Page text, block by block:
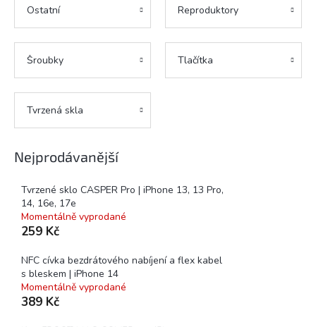
Ostatní Reproduktory
Šroubky Tlačítka
Tvrzená skla
Nejprodávanější
Tvrzené sklo CASPER Pro | iPhone 13, 13 Pro,
14, 16e, 17e
Momentálně vyprodané
259 Kč
NFC cívka bezdrátového nabíjení a flex kabel
s bleskem | iPhone 14
Momentálně vyprodané
389 Kč